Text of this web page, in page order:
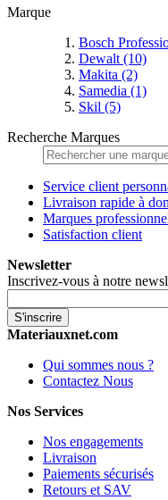
Marque
Bosch
Dewalt (10)
Makita (2)
Samedia (1)
Skil (5)
Recherche Marques
Service client
Livraison rapide à
Marques
Satisfaction client
Newsletter
Inscrivez-vous à notre
S'inscrire
Materiauxnet.com
Qui sommes nous ?
Contactez Nous
Nos Services
Nos engagements
Livraison
Paiements sécurisés
Retours et SAV